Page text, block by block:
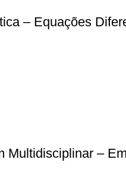
– Equações
Multidisciplinar –